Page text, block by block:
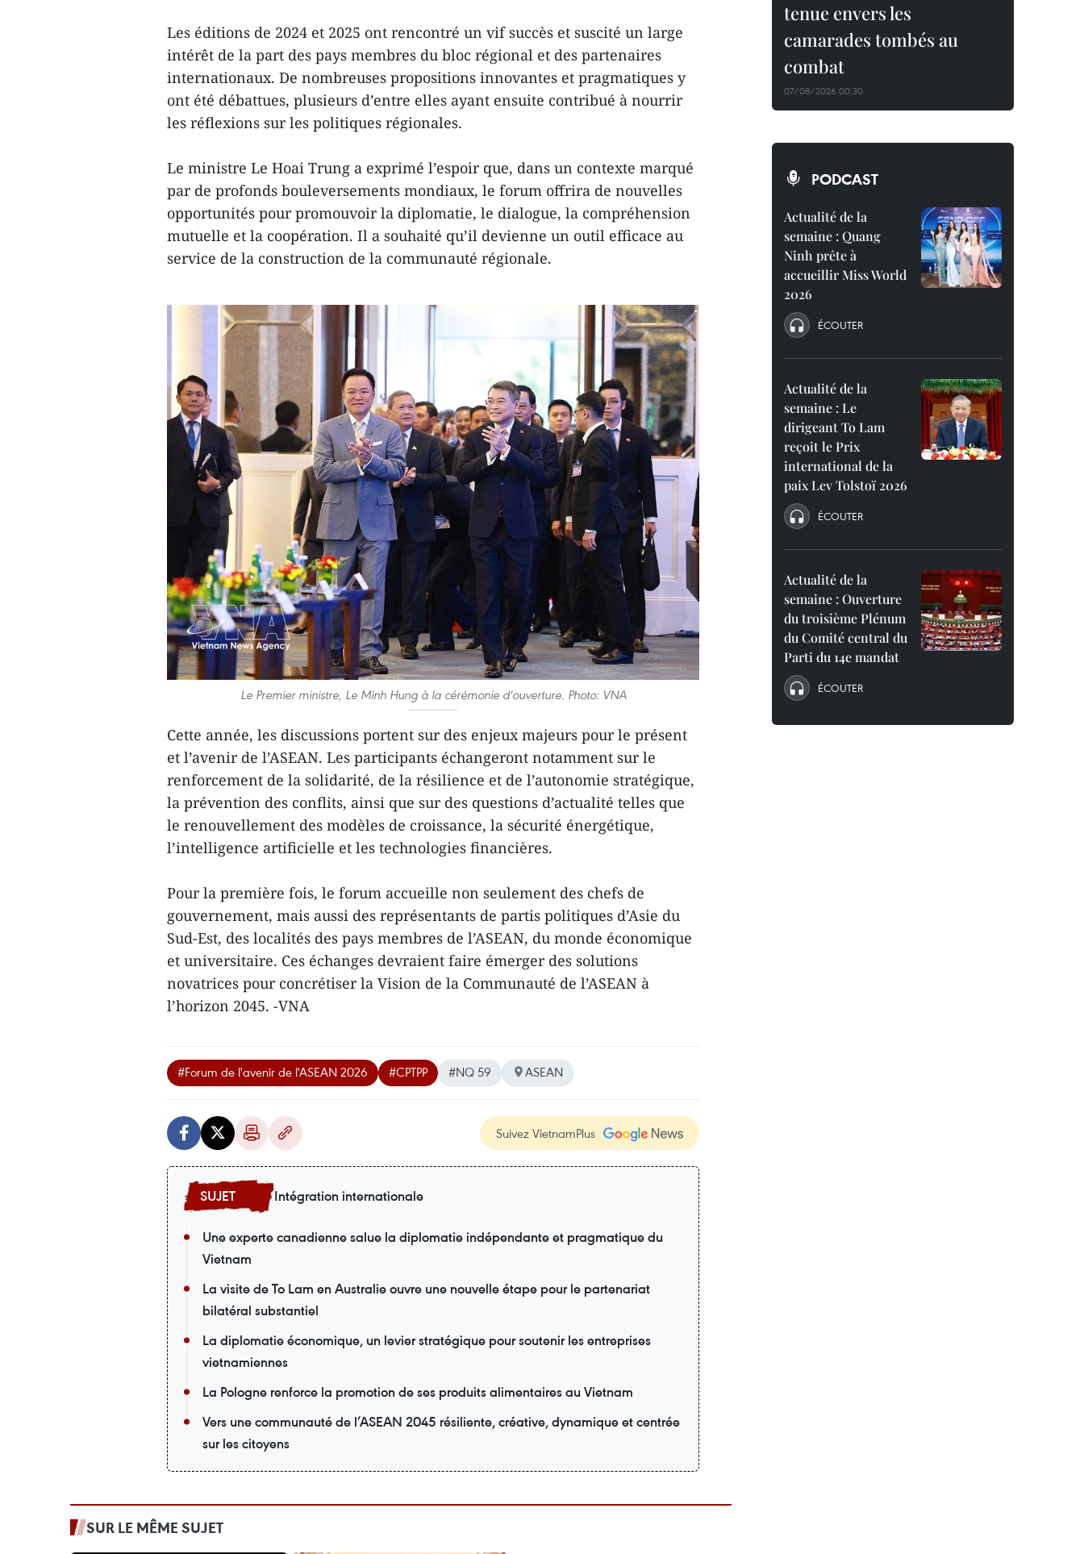
Les éditions de 2024 et 2025 ont rencontré un vif succès et suscité un large
intérêt de la part des pays membres du bloc régional et des partenaires
internationaux. De nombreuses propositions innovantes et pragmatiques y
ont été débattues, plusieurs d’entre elles ayant ensuite contribué à nourrir
les réflexions sur les politiques régionales.
Le ministre Le Hoai Trung a exprimé l’espoir que, dans un contexte marqué
par de profonds bouleversements mondiaux, le forum offrira de nouvelles
opportunités pour promouvoir la diplomatie, le dialogue, la compréhension
mutuelle et la coopération. Il a souhaité qu’il devienne un outil efficace au
service de la construction de la communauté régionale.
Le Premier ministre, Le Minh Hung à la cérémonie d'ouverture. Photo: VNA
Cette année, les discussions portent sur des enjeux majeurs pour le présent
et l’avenir de l’ASEAN. Les participants échangeront notamment sur le
renforcement de la solidarité, de la résilience et de l’autonomie stratégique,
la prévention des conflits, ainsi que sur des questions d’actualité telles que
le renouvellement des modèles de croissance, la sécurité énergétique,
l’intelligence artificielle et les technologies financières.
Pour la première fois, le forum accueille non seulement des chefs de
gouvernement, mais aussi des représentants de partis politiques d’Asie du
Sud-Est, des localités des pays membres de l’ASEAN, du monde économique
et universitaire. Ces échanges devraient faire émerger des solutions
novatrices pour concrétiser la Vision de la Communauté de l’ASEAN à
l’horizon 2045. -VNA
#Forum de l'avenir de l'ASEAN 2026 #CPTPP #NQ 59 ASEAN
Suivez VietnamPlus
Intégration internationale
Une experte canadienne salue la diplomatie indépendante et pragmatique du
Vietnam
La visite de To Lam en Australie ouvre une nouvelle étape pour le partenariat
bilatéral substantiel
La diplomatie économique, un levier stratégique pour soutenir les entreprises
vietnamiennes
La Pologne renforce la promotion de ses produits alimentaires au Vietnam
Vers une communauté de l’ASEAN 2045 résiliente, créative, dynamique et centrée
sur les citoyens
SUR LE MÊME SUJET
tenue envers les
camarades tombés au
combat
07/08/2026 00:30
PODCAST
Actualité de la
semaine : Quang
Ninh prête à
accueillir Miss World
2026
ÉCOUTER
Actualité de la
semaine : Le
dirigeant To Lam
reçoit le Prix
international de la
paix Lev Tolstoï 2026
ÉCOUTER
Actualité de la
semaine : Ouverture
du troisième Plénum
du Comité central du
Parti du 14e mandat
ÉCOUTER